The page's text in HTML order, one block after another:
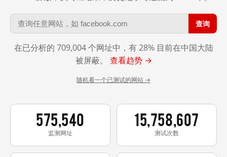
查询
在已分析的 709,004 个网址中，有 28% 目前在中国大陆
被屏蔽。 查看趋势 →
随机看一个已测试的网站 →
575,540
监测网址
15,758,607
测试次数